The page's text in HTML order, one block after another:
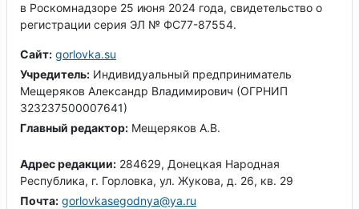
в Роскомнадзоре 25 июня 2024 года, свидетельство о
регистрации серия ЭЛ № ФС77-87554.
Сайт: gorlovka.su
Учредитель: Индивидуальный предприниматель
Мещеряков Александр Владимирович (ОГРНИП
323237500007641)
Главный редактор: Мещеряков А.В.
Адрес редакции: 284629, Донецкая Народная
Республика, г. Горловка, ул. Жукова, д. 26, кв. 29
Почта: gorlovkasegodnya@ya.ru